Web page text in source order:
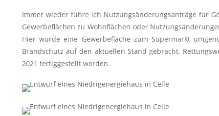
Immer wieder führe ich Nutzungsänderungsanträge für
Gewerbeflächen zu Wohnflächen oder
Hier wurde eine Gewerbefläche zum Supermarkt
Brandschutz auf den aktuellen Stand gebracht,
2021 fertiggestellt worden.